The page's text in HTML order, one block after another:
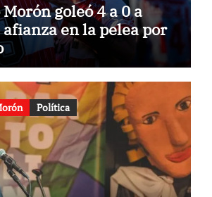
goleó 4 a 0 a
en la pelea por
Política